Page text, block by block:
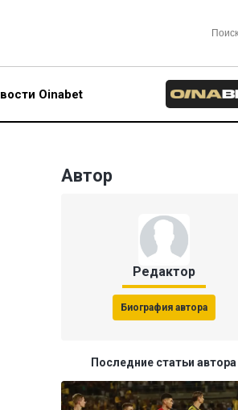
Oinabet
Автор
Редактор
Биография автора
Последние статьи автора